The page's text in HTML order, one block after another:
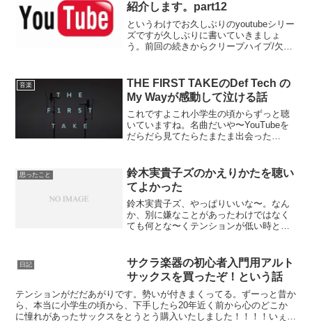
紹介します。part12
というわけでお久しぶりのyoutubeシリー
ズですが久しぶりに書いていきましょ
う。前回の続きからクリープハイプ/欠伸
が、あのいっちゃった感じが結構好みで
す。WANIMA...
音楽
THE FIRST TAKEのDef Tech の
My Wayが感動して泣ける話
これですよこれ小学生の頃からずっと聴
いていますね。名曲だいや〜YouTubeを
だらだら見てたらたまたま出会った
曲ですね。感動というか、励まされると
いう...
思ったこと
鈴木実貴子ズのかえりかたを聴い
てよかった
鈴木実貴子ズ、やっぱりいいな〜。なん
か、別に嫌なことがあったわけではなく
ても何とな〜くテンションが低い時とか
ときになんかキラキラパリピってる音楽
とか甘〜いラブソングなん...
日記
サクラ楽器の初心者入門用アルト
サックスを買ったぞ！という話
テンションがだだあがりです。勢いが付きまくってる。ずーっと昔か
ら、本当に小学生の頃から、下手したら20年近く前から心のどこか
に憧れがあったサックスをとうとう購入いたしました！！！！いぇ